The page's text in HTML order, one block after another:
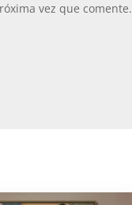
vez que comente.